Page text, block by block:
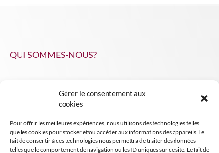
Gérer le consentement aux
cookies
Pour offrir les meilleures expériences, nous utilisons des technologies telles
que les cookies pour stocker et/ou accéder aux informations des appareils. Le
fait de consentir à ces technologies nous permettra de traiter des données
telles que le comportement de navigation ou les ID uniques sur ce site. Le fait de
QUI SOMMES-NOUS?
INSIGHT NPA